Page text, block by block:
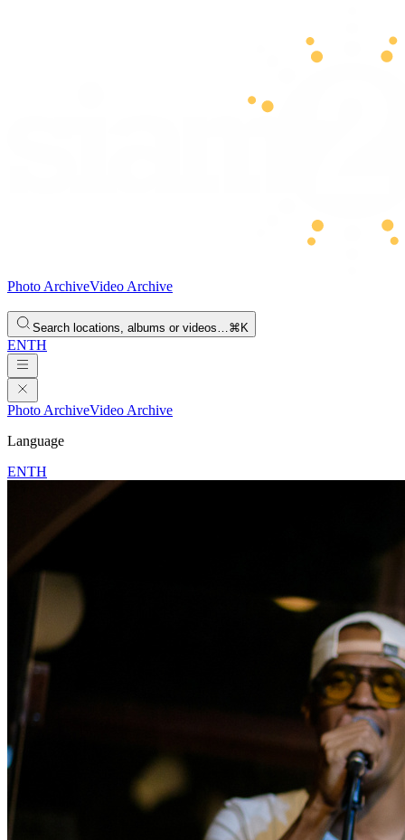
Photo ArchiveVideo Archive
Search locations, albums or videos…⌘K
ENTH
Photo ArchiveVideo Archive
Language
ENTH